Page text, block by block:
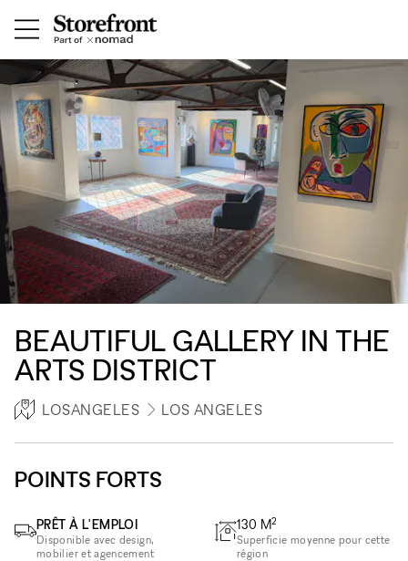
BEAUTIFUL GALLERY IN THE
ARTS DISTRICT
LOSANGELES LOS ANGELES
POINTS FORTS
PRÊT À L'EMPLOI
Disponible avec design,
mobilier et agencement
130 M2
Superficie moyenne pour cette
région